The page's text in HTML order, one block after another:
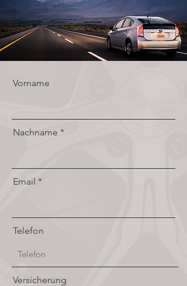
Vorname
Nachname
Email
Telefon
Versicherung